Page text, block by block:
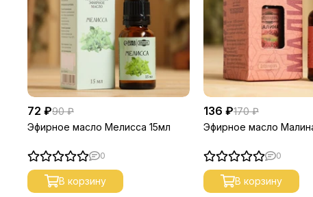
72 ₽90 ₽
Эфирное масло Мелисса 15мл
0
В корзину
136 ₽170 ₽
Эфирное масло
0
В корзину